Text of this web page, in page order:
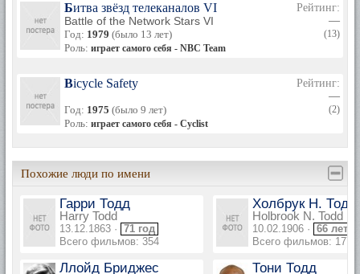
Битва звёзд телеканалов VI
Battle of the Network Stars VI
Год: 1979 (было 13 лет)
Роль: играет самого себя - NBC Team
Рейтинг:
—
(13)
Bicycle Safety
Год: 1975 (было 9 лет)
Роль: играет самого себя - Cyclist
Рейтинг:
—
(2)
Похожие люди по имени
Гарри Тодд
Harry Todd
13.12.1863 · 71 год
Всего фильмов: 354
Холбрук Н. Тодд
Holbrook N. Todd
10.02.1906 · 66 лет
Всего фильмов: 177
Ллойд Бриджес Тони Тодд